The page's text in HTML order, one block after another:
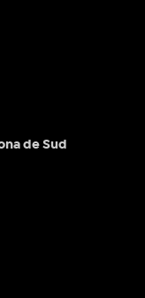
de Sud